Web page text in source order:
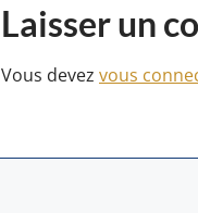
Laisser un
Vous devez vous